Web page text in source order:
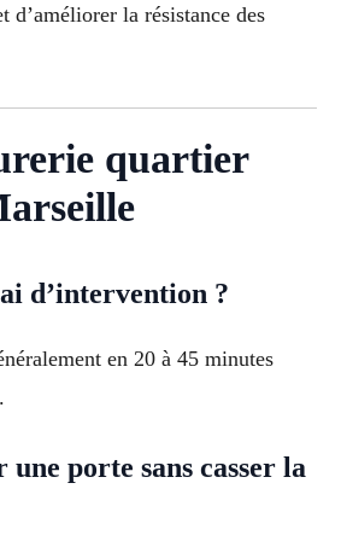
d’améliorer la résistance des
quartier
d’intervention ?
en 20 à 45 minutes
porte sans casser la